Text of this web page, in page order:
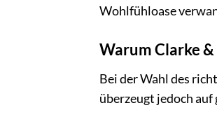
Wohlfühloase
Warum Clarke
Bei der Wahl des
überzeugt jedoch auf